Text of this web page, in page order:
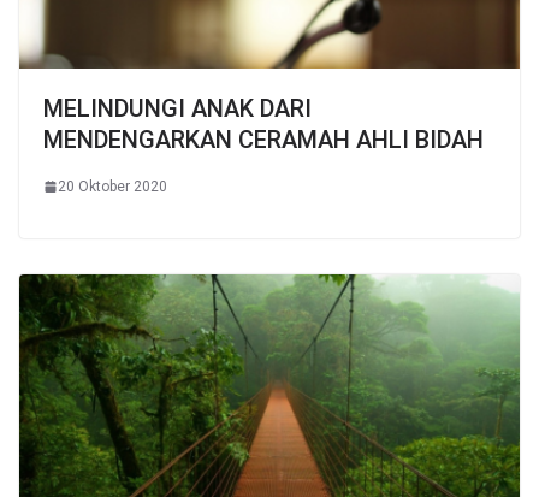
MELINDUNGI ANAK DARI
MENDENGARKAN CERAMAH AHLI BIDAH
20 Oktober 2020